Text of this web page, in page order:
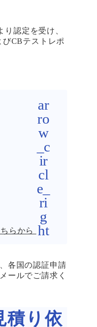
認定を受け、
CBテストレポ
らから
各国の認証申請
ールでご請求く
積り依